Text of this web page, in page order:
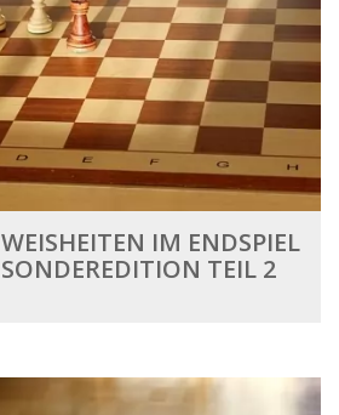
WEISHEITEN IM ENDSPIEL
SONDEREDITION TEIL 2